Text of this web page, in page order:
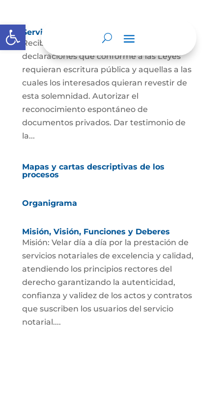
Abrir barra de herramientas
Servicio al público
Recibir, extender y autorizar las
declaraciones que conforme a las Leyes
requieran escritura pública y aquellas a las
cuales los interesados quieran revestir de
esta solemnidad. Autorizar el
reconocimiento espontáneo de
documentos privados. Dar testimonio de
la...
Mapas y cartas descriptivas de los
procesos
Organigrama
Misión, Visión, Funciones y Deberes
Misión: Velar día a día por la prestación de
servicios notariales de excelencia y calidad,
atendiendo los principios rectores del
derecho garantizando la autenticidad,
confianza y validez de los actos y contratos
que suscriben los usuarios del servicio
notarial....